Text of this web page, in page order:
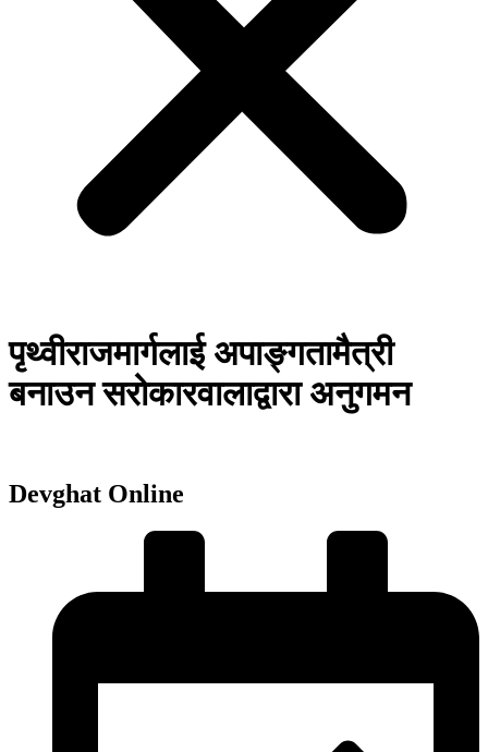
पृथ्वीराजमार्गलाई अपाङ्गतामैत्री
बनाउन सरोकारवालाद्वारा अनुगमन
Devghat Online